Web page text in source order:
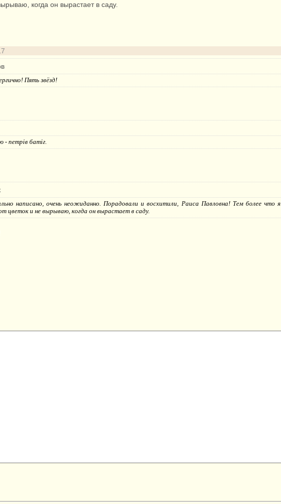
когда он вырастает в саду.
Пять звёзд!
- петрів батіг.
написано, очень неожиданно. Порадовали и восхитили, Раиса Павловна! Тем более что я
цветок и не вырываю, когда он вырастает в саду.